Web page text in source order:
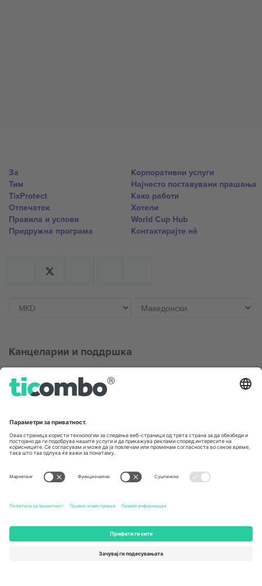
За
Тим
TixProtect
Отпечаток
Правила и услови
Придружна програма
Корпоративни услуги
Најчесто поставувани прашања
Како работи
Хотели
World Cup Hub
Контактирајте нѐ
Канцеларии и поддршка
Germany
Unter den Linden 24, 10117
167 City Road, London, Greater
United States
131 Continental Dr, Suite 305,
Newark, Delaware 19713, United
States
Switzerland
Engelberg, Switzerland
Bulgaria
Regus Sofia City West, bul
United Arab Emirates
UAE Dubai Silicon Oasis, DDP
Building A1, Office 302, Dubai,